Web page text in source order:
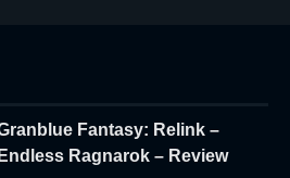
Fantasy: Relink –
Endless Ragnarok – Review